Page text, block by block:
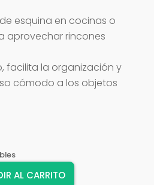
esquina en cocinas o
aprovechar rincones
facilita la organización y
cómodo a los objetos
AL CARRITO